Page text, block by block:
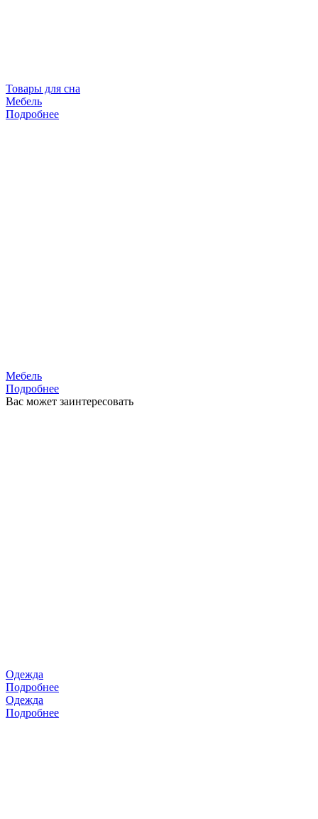
Товары для сна
Мебель
Подробнее
Мебель
Подробнее
Вас может заинтересовать
Одежда
Подробнее
Одежда
Подробнее